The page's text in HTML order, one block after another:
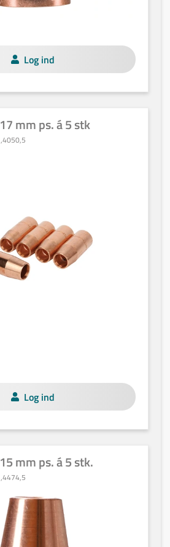
Log ind
mm ps. á 5 stk
Log ind
mm ps. á 5 stk.